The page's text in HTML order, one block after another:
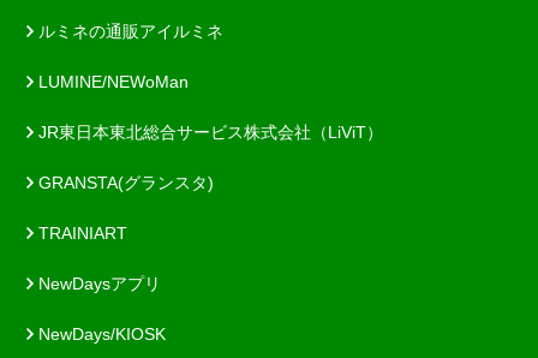
ルミネの通販アイルミネ
LUMINE/NEWoMan
JR東日本東北総合サービス株式会社（LiViT）
GRANSTA(グランスタ)
TRAINIART
NewDaysアプリ
NewDays/KIOSK